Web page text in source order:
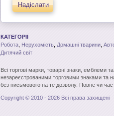
Надіслати
КАТЕГОРІЇ
Робота Нерухомість Домашні тварини
Дитячий світ
Всі торгові марки, товарні знаки, емблеми
незареєстрованими торговими знаками та
без письмового на те дозволу. Повне чи
Copyright © 2010 - 2026 Всі права захищені